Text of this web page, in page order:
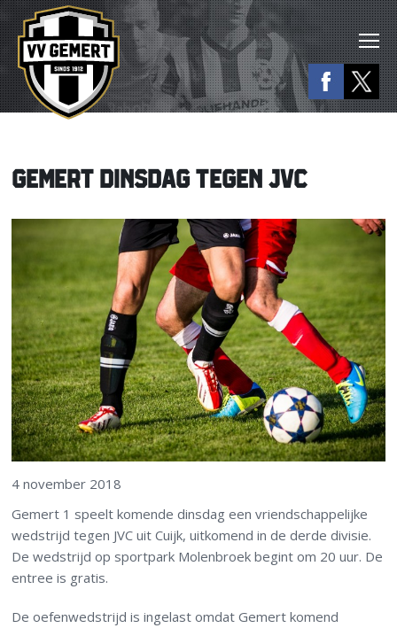
GEMERT DINSDAG TEGEN JVC
4 november 2018
Gemert 1 speelt komende dinsdag een vriendschappelijke
wedstrijd tegen JVC uit Cuijk, uitkomend in de derde divisie.
De wedstrijd op sportpark Molenbroek begint om 20 uur. De
entree is gratis.
De oefenwedstrijd is ingelast omdat Gemert komend